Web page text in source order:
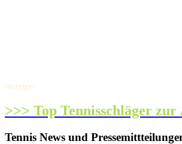
-anzeige-
>>> Top Tennisschläger zur
Tennis News und